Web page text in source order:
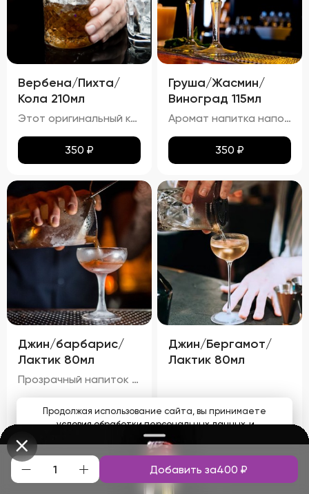
Вербена/Пихта/
Кола 210мл
Этот оригинальный коктейль отличается тёмно-красным оттенком, который образуется благодаря сочетанию малины и колы. Аромат цитруса от лимонной цедры и свежий хвойный запах пихты создают уникальную комбинацию, усиливаемую сладким ароматом малины и морошки, а также лёгким пряным запахом корицы. На вкус коктейль освежает сочетанием лимона и малины, дополненных сладостью колы. Хвойные ноты пихты придают напитку уникальный лесной акцент, а корица добавляет тёплую пряность. Газированная текстура благодаря коле делает этот коктейль особенно освежающим, а большое количество льда сохраняет его холодным и бодрящим.
350 ₽
Груша/Жасмин/
Виноград 115мл
Аромат напитка наполнен букетом жасмина, с оттенками груши и винограда. Виски добавляет лёгкий оттенок дубовой древесины и пряностей.
350 ₽
Джин/барбарис/
Лактик 80мл
Прозрачный напиток с легким светло-желтым оттенком и золотистыми бликами, обусловленными чаем и барбарисом. Аромат свежий, с преобладанием запаха черного чая и тонких мятных ноток. Цитрусовый оттенок джина гармонично сочетается с характерным запахом барбариса, а молочный аромат лактического кордиала придает напитку мягкость и округлость.
250₽
Джин/Бергамот/
Лактик 80мл
250₽
Продолжая использование сайта, вы принимаете
условия обработки персональных данныхи
соглашаетесь с использованием аналитических файлов
cookies
Понятно
Добавить за400 ₽